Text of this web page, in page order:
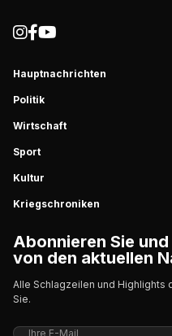
Hauptnachrichten
Politik
Wirtschaft
Sport
Kultur
Kriegschroniken
Abonnieren Sie
von den aktuellen
Alle Schlagzeilen und
Sie.